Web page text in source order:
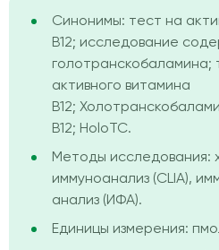
Синонимы: тест на
B12; исследование
голотранскобаламина;
активного витамина
B12;
B12; HoloTC.
Методы исследования:
иммуноанализ (CLIA),
анализ (ИФА).
Единицы измерения: